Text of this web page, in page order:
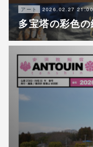
アート 2026.02.27 21:00
多宝塔の彩色